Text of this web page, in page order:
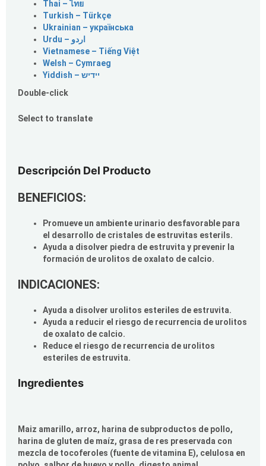
Thai – ไทย
Turkish – Türkçe
Ukrainian – українська
Vietnamese – Tiếng Việt
Welsh – Cymraeg
Yiddish – יידיש
Double-click
Select to translate
Descripción Del Producto
BENEFICIOS:
Promueve un ambiente urinario desfavorable para
el desarrollo de cristales de estruvitas esterils.
Ayuda a disolver piedra de estruvita y prevenir la
formación de urolitos de oxalato de calcio.
INDICACIONES:
Ayuda a disolver urolitos esteriles de estruvita.
Ayuda a reducir el riesgo de recurrencia de urolitos
de oxalato de calcio.
Reduce el riesgo de recurrencia de urolitos
esteriles de estruvita.
Ingredientes
Maiz amarillo, arroz, harina de subproductos de pollo,
harina de gluten de maíz, grasa de res preservada con
mezcla de tocoferoles (fuente de vitamina E), celulosa en